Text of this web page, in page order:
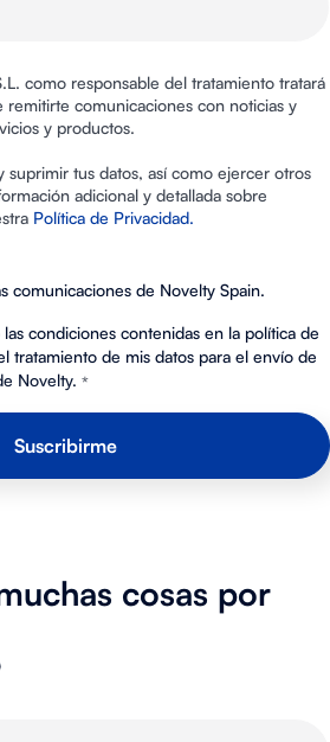
como responsable del tratamiento tratará
remitirte comunicaciones con noticias y
y productos.
suprimir tus datos, así como ejercer otros
adicional y detallada sobre
Política de Privacidad.
comunicaciones de Novelty Spain.
condiciones contenidas en la política de
tratamiento de mis datos para el envío de
Novelty. *
cosas por